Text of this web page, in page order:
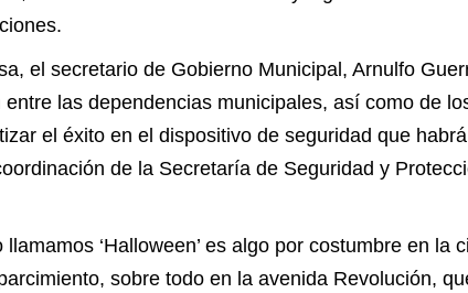
el secretario de Gobierno Municipal, Arnulfo
las dependencias municipales, así como de
el éxito en el dispositivo de seguridad que
de la Secretaría de Seguridad y
‘Halloween’ es algo por costumbre en la
sobre todo en la avenida Revolución,